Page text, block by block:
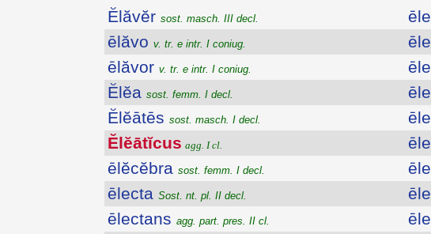
Ĕlăvĕr sost. masch. III decl.
ēlăvo v. tr. e intr. I coniug.
ēlăvor v. tr. e intr. I coniug.
Ĕlĕa sost. femm. I decl.
Ĕlĕātēs sost. masch. I decl.
Ĕlĕātĭcus agg. I cl.
ēlĕcĕbra sost. femm. I decl.
ēlecta Sost. nt. pl. II decl.
ēlectans agg. part. pres. II cl.